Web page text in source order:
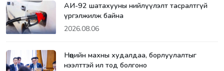
АИ-92 шатахууны нийлүүлэлт тасралтгүй
үргэлжилж байна
2026.08.06
Нөөцийн махны худалдаа, борлуулалтыг
нээлттэй ил тод болгоно